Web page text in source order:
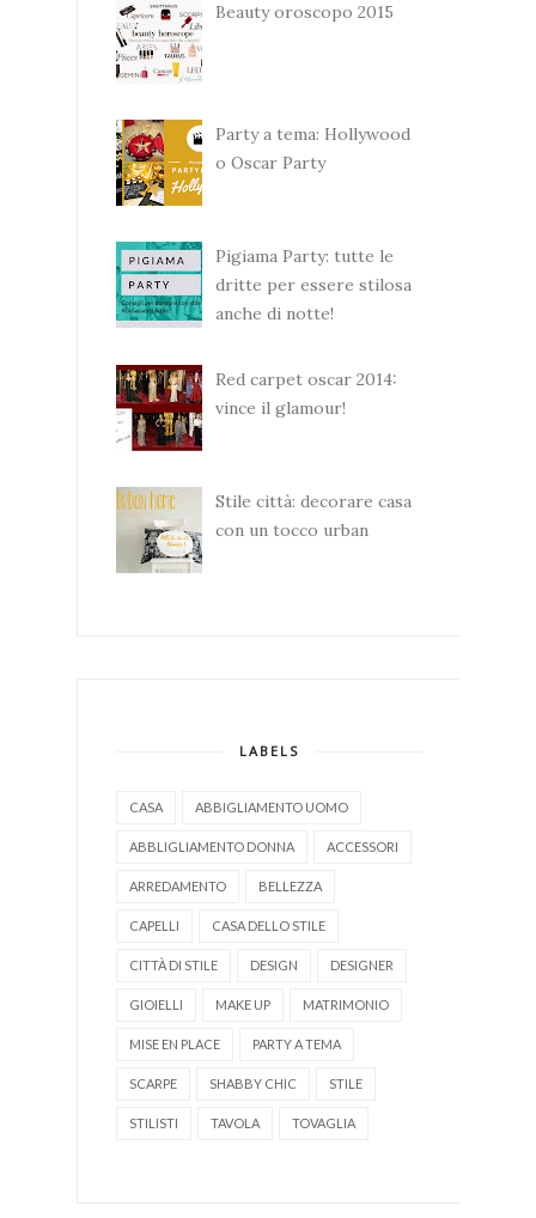
Beauty oroscopo 2015
Party a tema: Hollywood
o Oscar Party
Pigiama Party: tutte le
dritte per essere stilosa
anche di notte!
Red carpet oscar 2014:
vince il glamour!
Stile città: decorare casa
con un tocco urban
LABELS
CASA ABBIGLIAMENTO UOMO
ABBLIGLIAMENTO DONNA ACCESSORI
ARREDAMENTO BELLEZZA
CAPELLI CASA DELLO STILE
CITTÀ DI STILE DESIGN DESIGNER
GIOIELLI MAKE UP MATRIMONIO
MISE EN PLACE PARTY A TEMA
SCARPE SHABBY CHIC STILE
STILISTI TAVOLA TOVAGLIA